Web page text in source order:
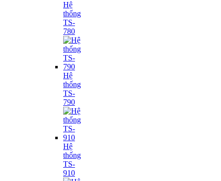
Hệ
thống
TS-
780
Hệ
thống
TS-
790
Hệ
thống
TS-
910